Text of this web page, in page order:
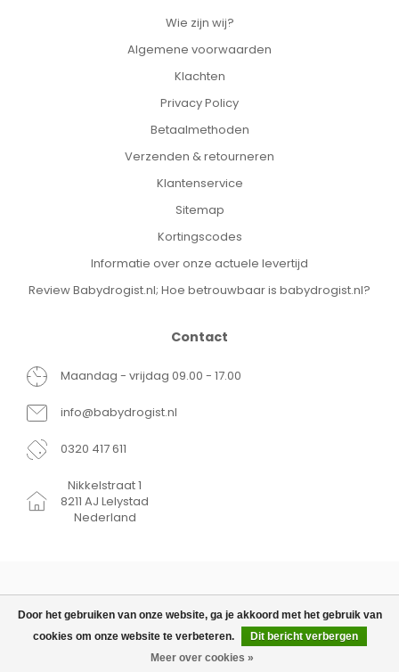
TOEVOEGEN AAN WINKELWAGEN
Door het gebruiken van onze website, ga je akkoord met het gebruik van
cookies om onze website te verbeteren.
Dit bericht verbergen
Meer over cookies »
Wie zijn wij?
Algemene voorwaarden
Klachten
Privacy Policy
Betaalmethoden
Verzenden & retourneren
Klantenservice
Sitemap
Kortingscodes
Informatie over onze actuele levertijd
Review Babydrogist.nl; Hoe betrouwbaar is babydrogist.nl?
Contact
Maandag - vrijdag 09.00 - 17.00
info@babydrogist.nl
0320 417 611
Nikkelstraat 1
8211 AJ Lelystad
Nederland
© Copyright 2026 Babydrogist.nl